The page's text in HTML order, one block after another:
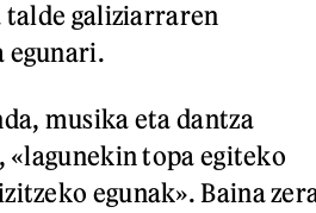
galiziarraren
egunari.
musika eta dantza
«lagunekin topa egiteko
egunak». Baina